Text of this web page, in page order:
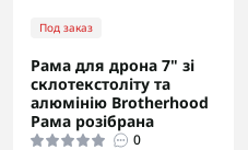
Под заказ
Рама для дрона 7" зі
склотекстоліту та
алюмінію Brotherhood
Рама розібрана
0